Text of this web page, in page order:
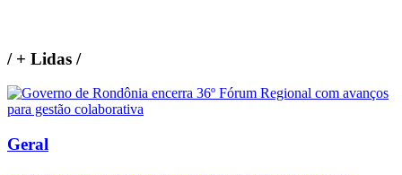
/+ Lidas /
Geral